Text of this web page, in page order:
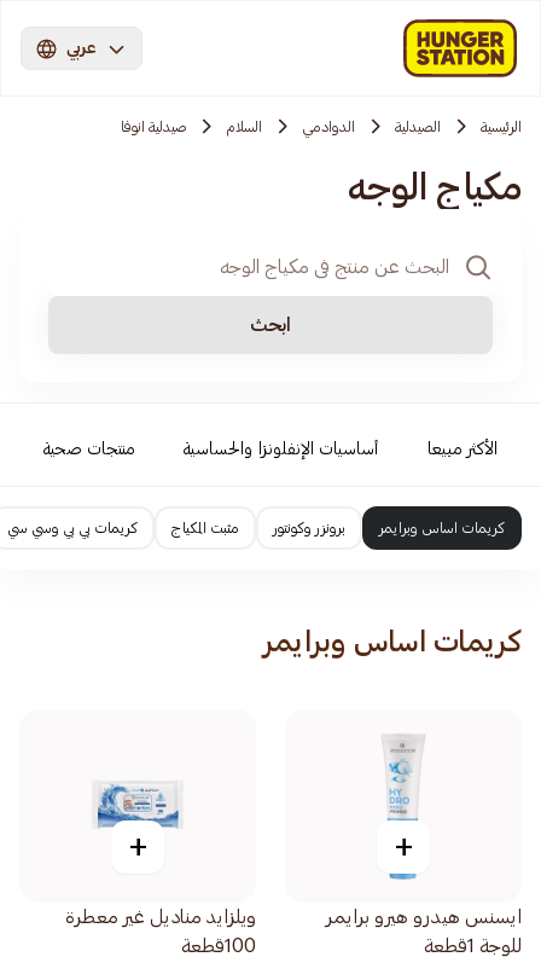
عربي
الرئيسية الصيدلية الدوادمي السلام صيدلية انوفا
مكياج الوجه
ابحث
الأكثر مبيعا أساسيات الإنفلونزا والحساسية منتجات صحية
كريمات اساس وبرايمر برونزر وكونتور مثبت المكياج كريمات بي بي وسي سي
كريمات اساس وبرايمر
+
ايسنس هيدرو هيرو برايمر
للوجة 1قطعة
+
ويلزايد مناديل غير معطرة
100قطعة